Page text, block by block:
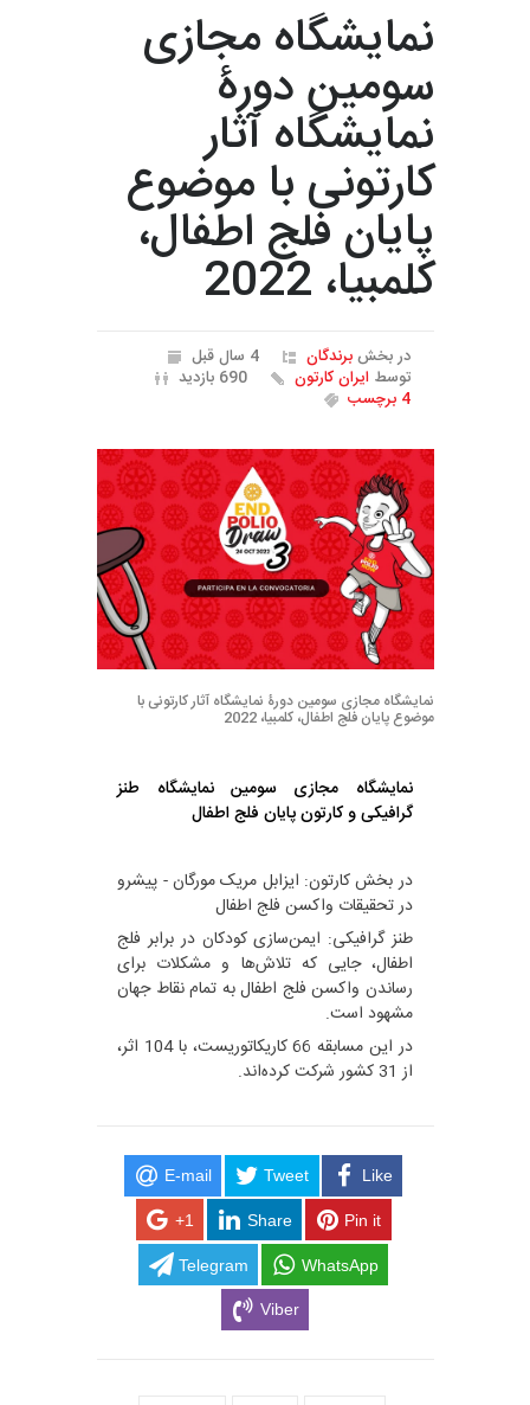
نمایشگاه مجازی
سومین دورۀ
نمایشگاه آثار
کارتونی با موضوع
پایان فلج اطفال،
کلمبیا، 2022
در بخشبرندگان
4 سال قبل
توسط ایران کارتون
690 بازدید
4 برچسب
نمایشگاه مجازی سومین دورۀ نمایشگاه آثار کارتونی با
موضوع پایان فلج اطفال، کلمبیا، 2022
نمایشگاه مجازی سومین نمایشگاه طنز
گرافیکی و کارتون پایان فلج اطفال
در بخش کارتون: ایزابل مریک مورگان - پیشرو
در تحقیقات واکسن فلج اطفال
طنز گرافیکی: ایمن‌سازی کودکان در برابر فلج
اطفال، جایی که تلاش‌ها و مشکلات برای
رساندن واکسن فلج اطفال به تمام نقاط جهان
مشهود است.
در این مسابقه 66 کاریکاتوریست، با 104 اثر،
از 31 کشور شرکت کرده‌اند.
E-mail Tweet Like
+1 Share Pin it
Telegram WhatsApp
Viber